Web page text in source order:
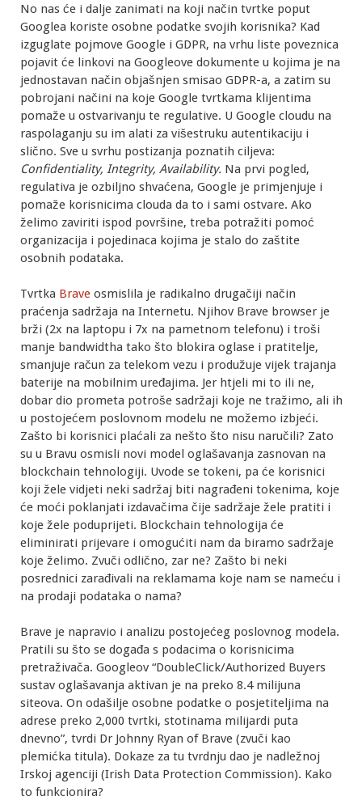
No nas će i dalje zanimati na koji način tvrtke poput
Googlea koriste osobne podatke svojih korisnika? Kad
izguglate pojmove Google i GDPR, na vrhu liste poveznica
pojavit će linkovi na Googleove dokumente u kojima je na
jednostavan način objašnjen smisao GDPR-a, a zatim su
pobrojani načini na koje Google tvrtkama klijentima
pomaže u ostvarivanju te regulative. U Google cloudu na
raspolaganju su im alati za višestruku autentikaciju i
slično. Sve u svrhu postizanja poznatih ciljeva:
Confidentiality, Integrity, Availability. Na prvi pogled,
regulativa je ozbiljno shvaćena, Google je primjenjuje i
pomaže korisnicima clouda da to i sami ostvare. Ako
želimo zaviriti ispod površine, treba potražiti pomoć
organizacija i pojedinaca kojima je stalo do zaštite
osobnih podataka.
Tvrtka Brave osmislila je radikalno drugačiji način
praćenja sadržaja na Internetu. Njihov Brave browser je
brži (2x na laptopu i 7x na pametnom telefonu) i troši
manje bandwidtha tako što blokira oglase i pratitelje,
smanjuje račun za telekom vezu i produžuje vijek trajanja
baterije na mobilnim uređajima. Jer htjeli mi to ili ne,
dobar dio prometa potroše sadržaji koje ne tražimo, ali ih
u postojećem poslovnom modelu ne možemo izbjeći.
Zašto bi korisnici plaćali za nešto što nisu naručili? Zato
su u Bravu osmisli novi model oglašavanja zasnovan na
blockchain tehnologiji. Uvode se tokeni, pa će korisnici
koji žele vidjeti neki sadržaj biti nagrađeni tokenima, koje
će moći poklanjati izdavačima čije sadržaje žele pratiti i
koje žele poduprijeti. Blockchain tehnologija će
eliminirati prijevare i omogućiti nam da biramo sadržaje
koje želimo. Zvuči odlično, zar ne? Zašto bi neki
posrednici zarađivali na reklamama koje nam se nameću i
na prodaji podataka o nama?
Brave je napravio i analizu postojećeg poslovnog modela.
Pratili su što se događa s podacima o korisnicima
pretraživača. Googleov “DoubleClick/Authorized Buyers
sustav oglašavanja aktivan je na preko 8.4 milijuna
siteova. On odašilje osobne podatke o posjetiteljima na
adrese preko 2,000 tvrtki, stotinama milijardi puta
dnevno”, tvrdi Dr Johnny Ryan of Brave (zvuči kao
plemićka titula). Dokaze za tu tvrdnju dao je nadležnoj
Irskoj agenciji (Irish Data Protection Commission). Kako
to funkcionira?